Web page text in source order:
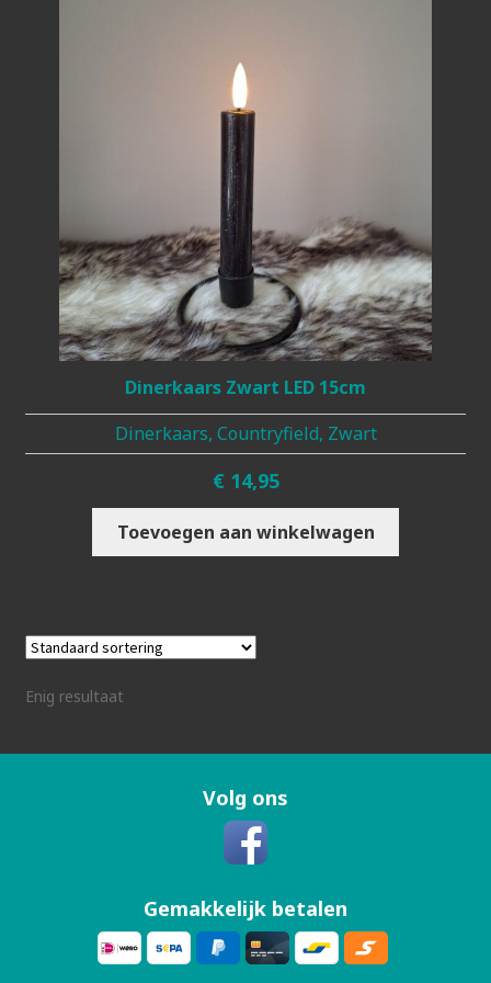
Dinerkaars Zwart LED 15cm
Dinerkaars, Countryfield, Zwart
€ 14,95
Toevoegen aan winkelwagen
Enig resultaat
Volg ons
Gemakkelijk betalen